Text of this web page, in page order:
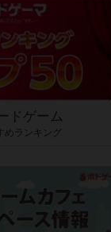
ドゲーム
めランキング